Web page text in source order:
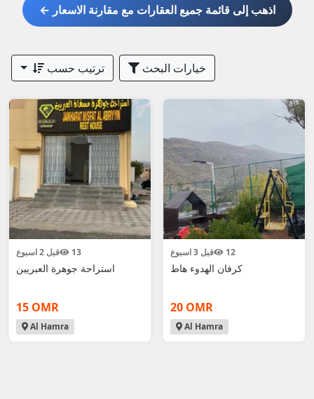
اذهب إلى قائمة جميع العقارات مع مقارنة الاسعار ←
خيارات البحث ترتيب حسب
قبل 2 اسبوع 13
استراحة جوهرة العبريين
15 OMR
Al Hamra
قبل 3 اسبوع 12
كرفان الهدوء هاط
20 OMR
Al Hamra